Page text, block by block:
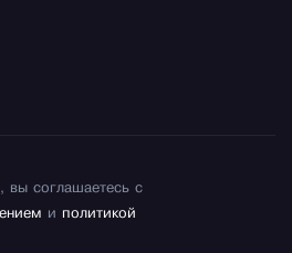
вы соглашаетесь с
и политикой